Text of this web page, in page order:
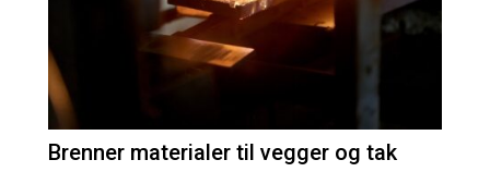
Brenner materialer til vegger og tak